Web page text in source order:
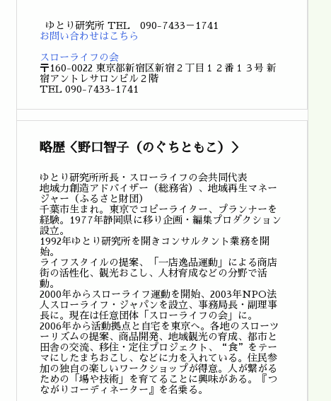
ゆとり研究所 TEL 090-7433－1741
お問い合わせはこちら
スローライフの会
〒160-0022 東京都新宿区新宿２丁目１２番１３号 新
宿アントレサロンビル２階
TEL 090-7433-1741
略歴＜野口智子（のぐちともこ）＞
ゆとり研究所所長・スローライフの会共同代表
地域力創造アドバイザー（総務省）、地域再生マネー
ジャー（ふるさと財団）
千葉市生まれ。東京でコピーライター、プランナーを
経験。1977年静岡県に移り企画・編集プロダクション
設立。
1992年ゆとり研究所を開きコンサルタント業務を開
始。
ライフスタイルの提案、「一店逸品運動」による商店
街の活性化、観光おこし、人材育成などの分野で活
動。
2000年からスローライフ運動を開始、2003年NPO法
人スローライフ・ジャパンを設立、事務局長・副理事
長に。現在は任意団体「スローライフの会」に。
2006年から活動拠点と自宅を東京へ。各地のスローツ
ーリズムの提案、商品開発、地域観光の育成、都市と
田舎の交流、移住・定住プロジェクト、“食”をテー
マにしたまちおこし、などに力を入れている。住民参
加の独自の楽しいワークショップが得意。人が繋がる
ための「場や技術」を育てることに興味がある。『つ
ながりコーディネーター』を名乗る。